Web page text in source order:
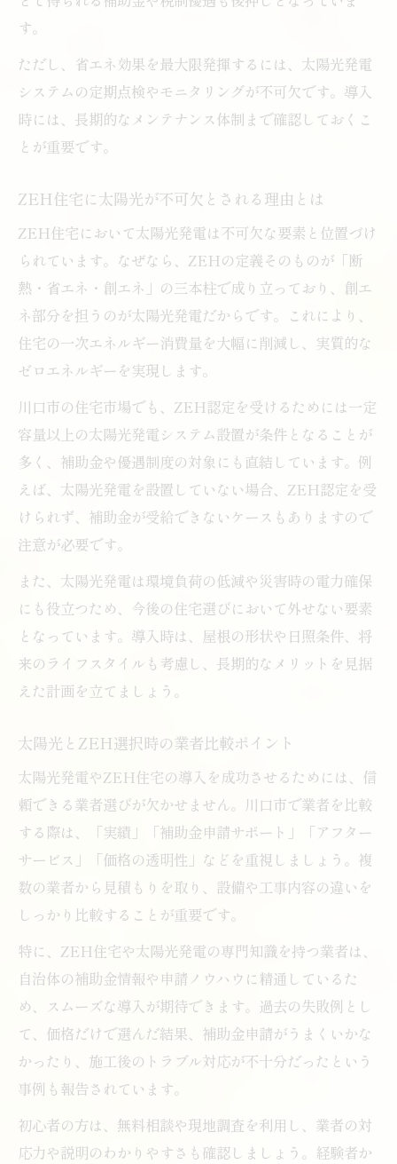
す。
ただし、省エネ効果を最大限発揮するには、太陽光発電
システムの定期点検やモニタリングが不可欠です。導入
時には、長期的なメンテナンス体制まで確認しておくこ
とが重要です。
ZEH住宅に太陽光が不可欠とされる理由とは
ZEH住宅において太陽光発電は不可欠な要素と位置づけ
られています。なぜなら、ZEHの定義そのものが「断
熱・省エネ・創エネ」の三本柱で成り立っており、創エ
ネ部分を担うのが太陽光発電だからです。これにより、
住宅の一次エネルギー消費量を大幅に削減し、実質的な
ゼロエネルギーを実現します。
川口市の住宅市場でも、ZEH認定を受けるためには一定
容量以上の太陽光発電システム設置が条件となることが
多く、補助金や優遇制度の対象にも直結しています。例
えば、太陽光発電を設置していない場合、ZEH認定を受
けられず、補助金が受給できないケースもありますので
注意が必要です。
また、太陽光発電は環境負荷の低減や災害時の電力確保
にも役立つため、今後の住宅選びにおいて外せない要素
となっています。導入時は、屋根の形状や日照条件、将
来のライフスタイルも考慮し、長期的なメリットを見据
えた計画を立てましょう。
太陽光とZEH選択時の業者比較ポイント
太陽光発電やZEH住宅の導入を成功させるためには、信
頼できる業者選びが欠かせません。川口市で業者を比較
する際は、「実績」「補助金申請サポート」「アフター
サービス」「価格の透明性」などを重視しましょう。複
数の業者から見積もりを取り、設備や工事内容の違いを
しっかり比較することが重要です。
特に、ZEH住宅や太陽光発電の専門知識を持つ業者は、
自治体の補助金情報や申請ノウハウに精通しているた
め、スムーズな導入が期待できます。過去の失敗例とし
て、価格だけで選んだ結果、補助金申請がうまくいかな
かったり、施工後のトラブル対応が不十分だったという
事例も報告されています。
初心者の方は、無料相談や現地調査を利用し、業者の対
応力や説明のわかりやすさも確認しましょう。経験者か